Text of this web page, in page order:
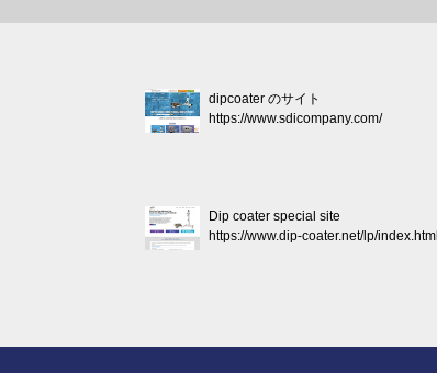
dipcoater のサイト
https://www.sdicompany.com/
Dip coater special site
https://www.dip-coater.net/lp/index.html